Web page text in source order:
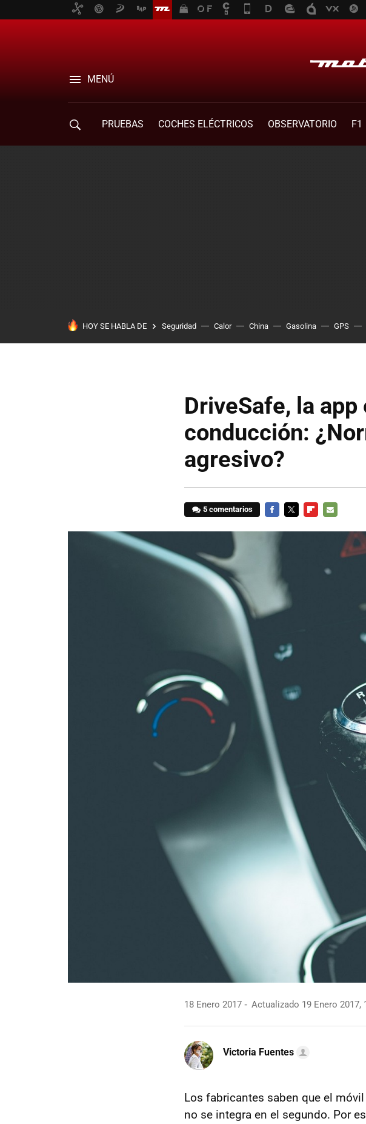
MENÚ
PRUEBAS COCHES ELÉCTRICOS OBSERVATORIO F1
HOY SE HABLA DE Seguridad Calor China Gasolina GPS
DriveSafe, la
conducción:
agresivo?
5 comentarios
18 Enero 2017 Actualizado 19 Enero 2017,
Victoria Fuentes
Los fabricantes saben que el
no se integra en el segundo. Por